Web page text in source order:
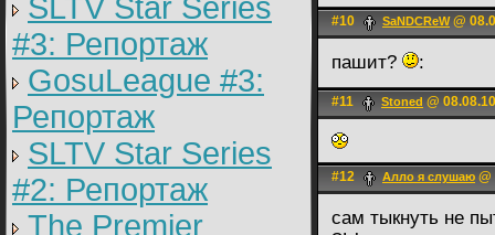
SLTV Star Series
#3: Репортаж
GosuLeague #3:
Репортаж
SLTV Star Series
#2: Репортаж
The Premier
#10 SaNDCReW@
пашит? :
#11 Stoned @
#12 Алло я слушаю @
сам тыкнуть не